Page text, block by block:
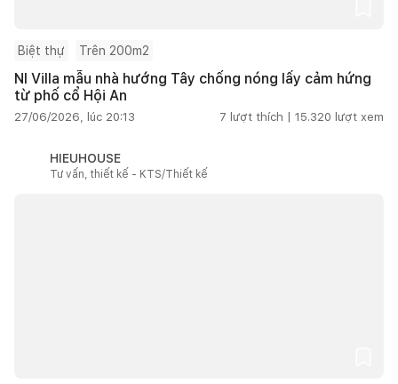
Biệt thự Trên 200m2
NI Villa mẫu nhà hướng Tây chống nóng lấy cảm hứng
từ phố cổ Hội An
27/06/2026, lúc 20:13 7 lượt thích | 15.320 lượt xem
HIEUHOUSE
Tư vấn, thiết kế - KTS/Thiết kế